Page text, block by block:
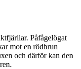
Påfågelögat
mot en rödbrun
och därför kan den